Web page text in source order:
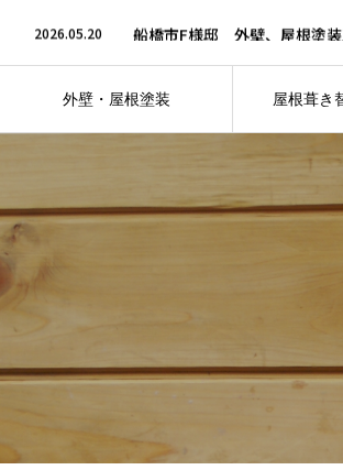
外壁・屋根塗装
屋根葺き
2026.05.20 船橋市F様邸 外壁、屋根塗
2026.04.30 鎌ケ谷市N様邸 外壁・屋根
鎌ケ谷市O様邸 外壁・屋根
2026.07.6 松戸市S様邸 外壁塗装、屋